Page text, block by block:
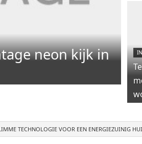
neon kijk in
TECHNOLOGIE VOOR EEN ENERGIEZUINIG